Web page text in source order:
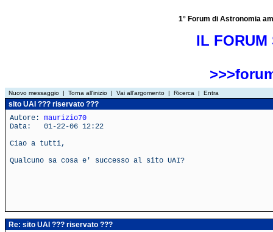
1° Forum di Astronomia
IL FORUM
Nuovo messaggio | Torna all'inizio | Vai all'argomento | Ricerca | Entra
sito UAI ??? riservato ???
Autore: maurizio70
Data: 01-22-06 12:22
Ciao a tutti,
Qualcuno sa cosa e' successo al sito UAI?
Re: sito UAI ??? riservato ???